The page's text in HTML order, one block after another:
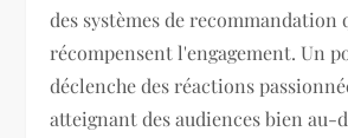
des systèmes de recommandation
récompensent l'engagement. Un
déclenche des réactions
atteignant des audiences bien au-